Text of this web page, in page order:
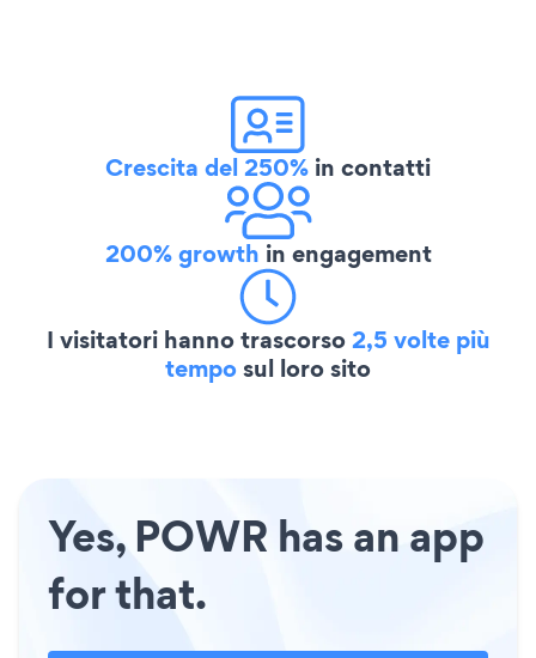
Crescita del 250% in contatti
200% growth in engagement
I visitatori hanno trascorso2,5 volte più
temposul loro sito
Yes, POWR has an app
for that.